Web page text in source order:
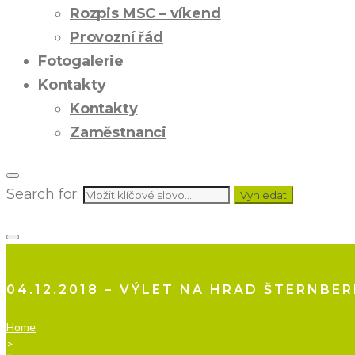
Rozpis MSC – víkend
Provozní řád
Fotogalerie
Kontakty
Kontakty
Zaměstnanci
Search for: Vyhledat
04.12.2018 – VÝLET NA HRAD
Home
>